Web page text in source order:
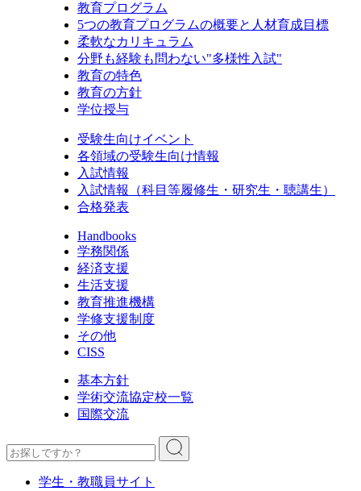
教育プログラム
5つの教育プログラムの概要と人材育成目標
柔軟なカリキュラム
分野も経験も問わない"多様性入試"
教育の特色
教育の方針
学位授与
受験生向けイベント
各領域の受験生向け情報
入試情報
入試情報（科目等履修生・研究生・聴講生）
合格発表
Handbooks
学務関係
経済支援
生活支援
教育推進機構
学修支援制度
その他
CISS
基本方針
学術交流協定校一覧
国際交流
学生・教職員サイト